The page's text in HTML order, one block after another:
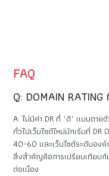
FAQ
Q: DOMAIN
A: ไม่มีค่า DR ที่ "ดี" แบบตาย
ทั่วไปเว็บไซต์ใหม่มักเริ่มที่
40-60 และเว็บไซต์ระดับอง
สิ่งสำคัญคือการเปรียบเทียบ
ต่อเนื่อง